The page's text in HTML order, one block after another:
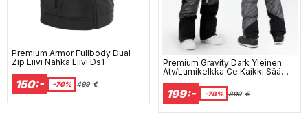
Premium Armor Fullbody Dual
Zip Liivi Nahka Liivi Ds1
150:- -70% 499 €
Premium Gravity Dark Yleinen
Atv/Lumikelkka Ce Kaikki Sää
199:- -78% 899 €